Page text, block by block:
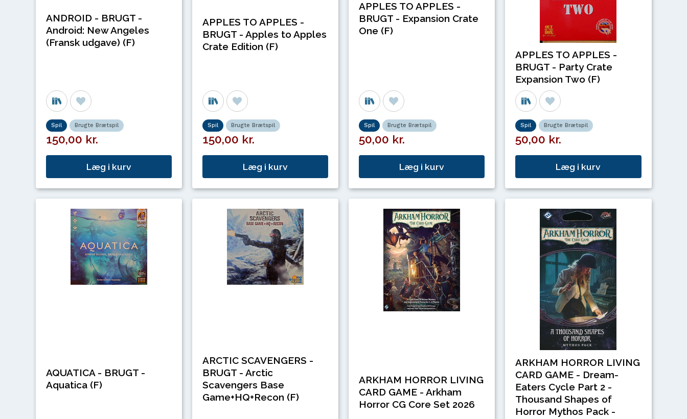
ANDROID - BRUGT -
Android: New Angeles
(Fransk udgave) (F)
Spil Brugte Brætspil
150,00 kr.
Læg i kurv
APPLES TO APPLES -
BRUGT - Apples to Apples
Crate Edition (F)
Spil Brugte Brætspil
150,00 kr.
Læg i kurv
APPLES TO APPLES -
BRUGT - Expansion Crate
One (F)
Spil Brugte Brætspil
50,00 kr.
Læg i kurv
APPLES TO APPLES -
BRUGT - Party Crate
Expansion Two (F)
Spil Brugte Brætspil
50,00 kr.
Læg i kurv
AQUATICA - BRUGT -
Aquatica (F)
ARCTIC SCAVENGERS -
BRUGT - Arctic
Scavengers Base
Game+HQ+Recon (F)
ARKHAM HORROR LIVING
CARD GAME - Arkham
Horror CG Core Set 2026
ARKHAM HORROR LIVING
CARD GAME - Dream-
Eaters Cycle Part 2 -
Thousand Shapes of
Horror Mythos Pack -